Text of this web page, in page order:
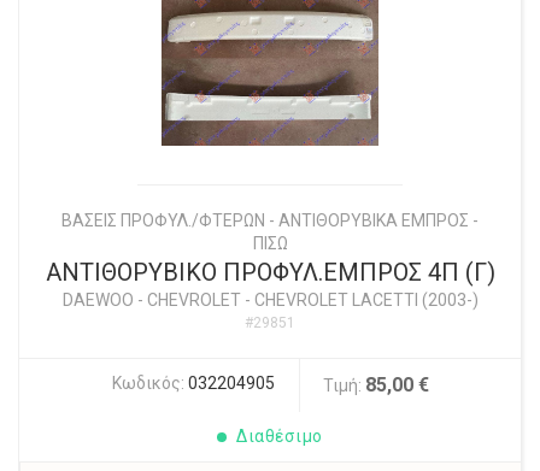
ΒΑΣΕΙΣ ΠΡΟΦΥΛ./ΦΤΕΡΩΝ - ΑΝΤΙΘΟΡΥΒΙΚΑ ΕΜΠΡΟΣ -
ΠΙΣΩ
ΑΝΤΙΘΟΡΥΒΙΚΟ ΠΡΟΦΥΛ.ΕΜΠΡΟΣ 4Π (Γ)
DAEWOO - CHEVROLET- CHEVROLET LACETTI (2003-)
#29851
Κωδικός: 032204905 Τιμή: 85,00 €
Διαθέσιμο